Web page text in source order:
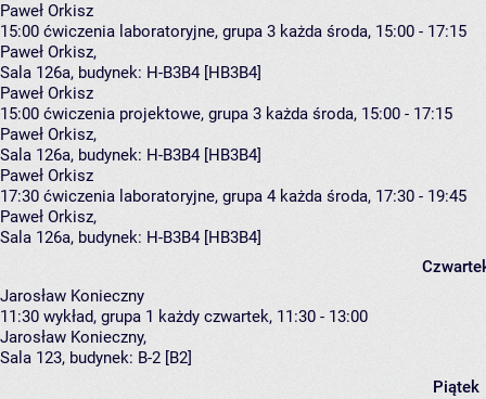
Paweł Orkisz
15:00 ćwiczenia laboratoryjne, grupa 3 każda środa, 15:00 - 17:15
Paweł Orkisz,
Sala 126a, budynek: H-B3B4 [HB3B4]
Paweł Orkisz
15:00 ćwiczenia projektowe, grupa 3 każda środa, 15:00 - 17:15
Paweł Orkisz,
Sala 126a, budynek: H-B3B4 [HB3B4]
Paweł Orkisz
17:30 ćwiczenia laboratoryjne, grupa 4 każda środa, 17:30 - 19:45
Paweł Orkisz,
Sala 126a, budynek: H-B3B4 [HB3B4]
Jarosław Konieczny
11:30 wykład, grupa 1 każdy czwartek, 11:30 - 13:00
Jarosław Konieczny,
Sala 123, budynek: B-2 [B2]
Piątek